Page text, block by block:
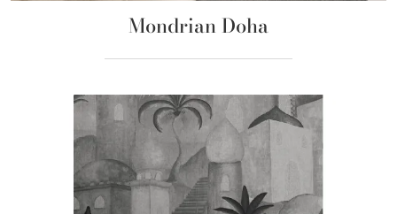
Mondrian Doha